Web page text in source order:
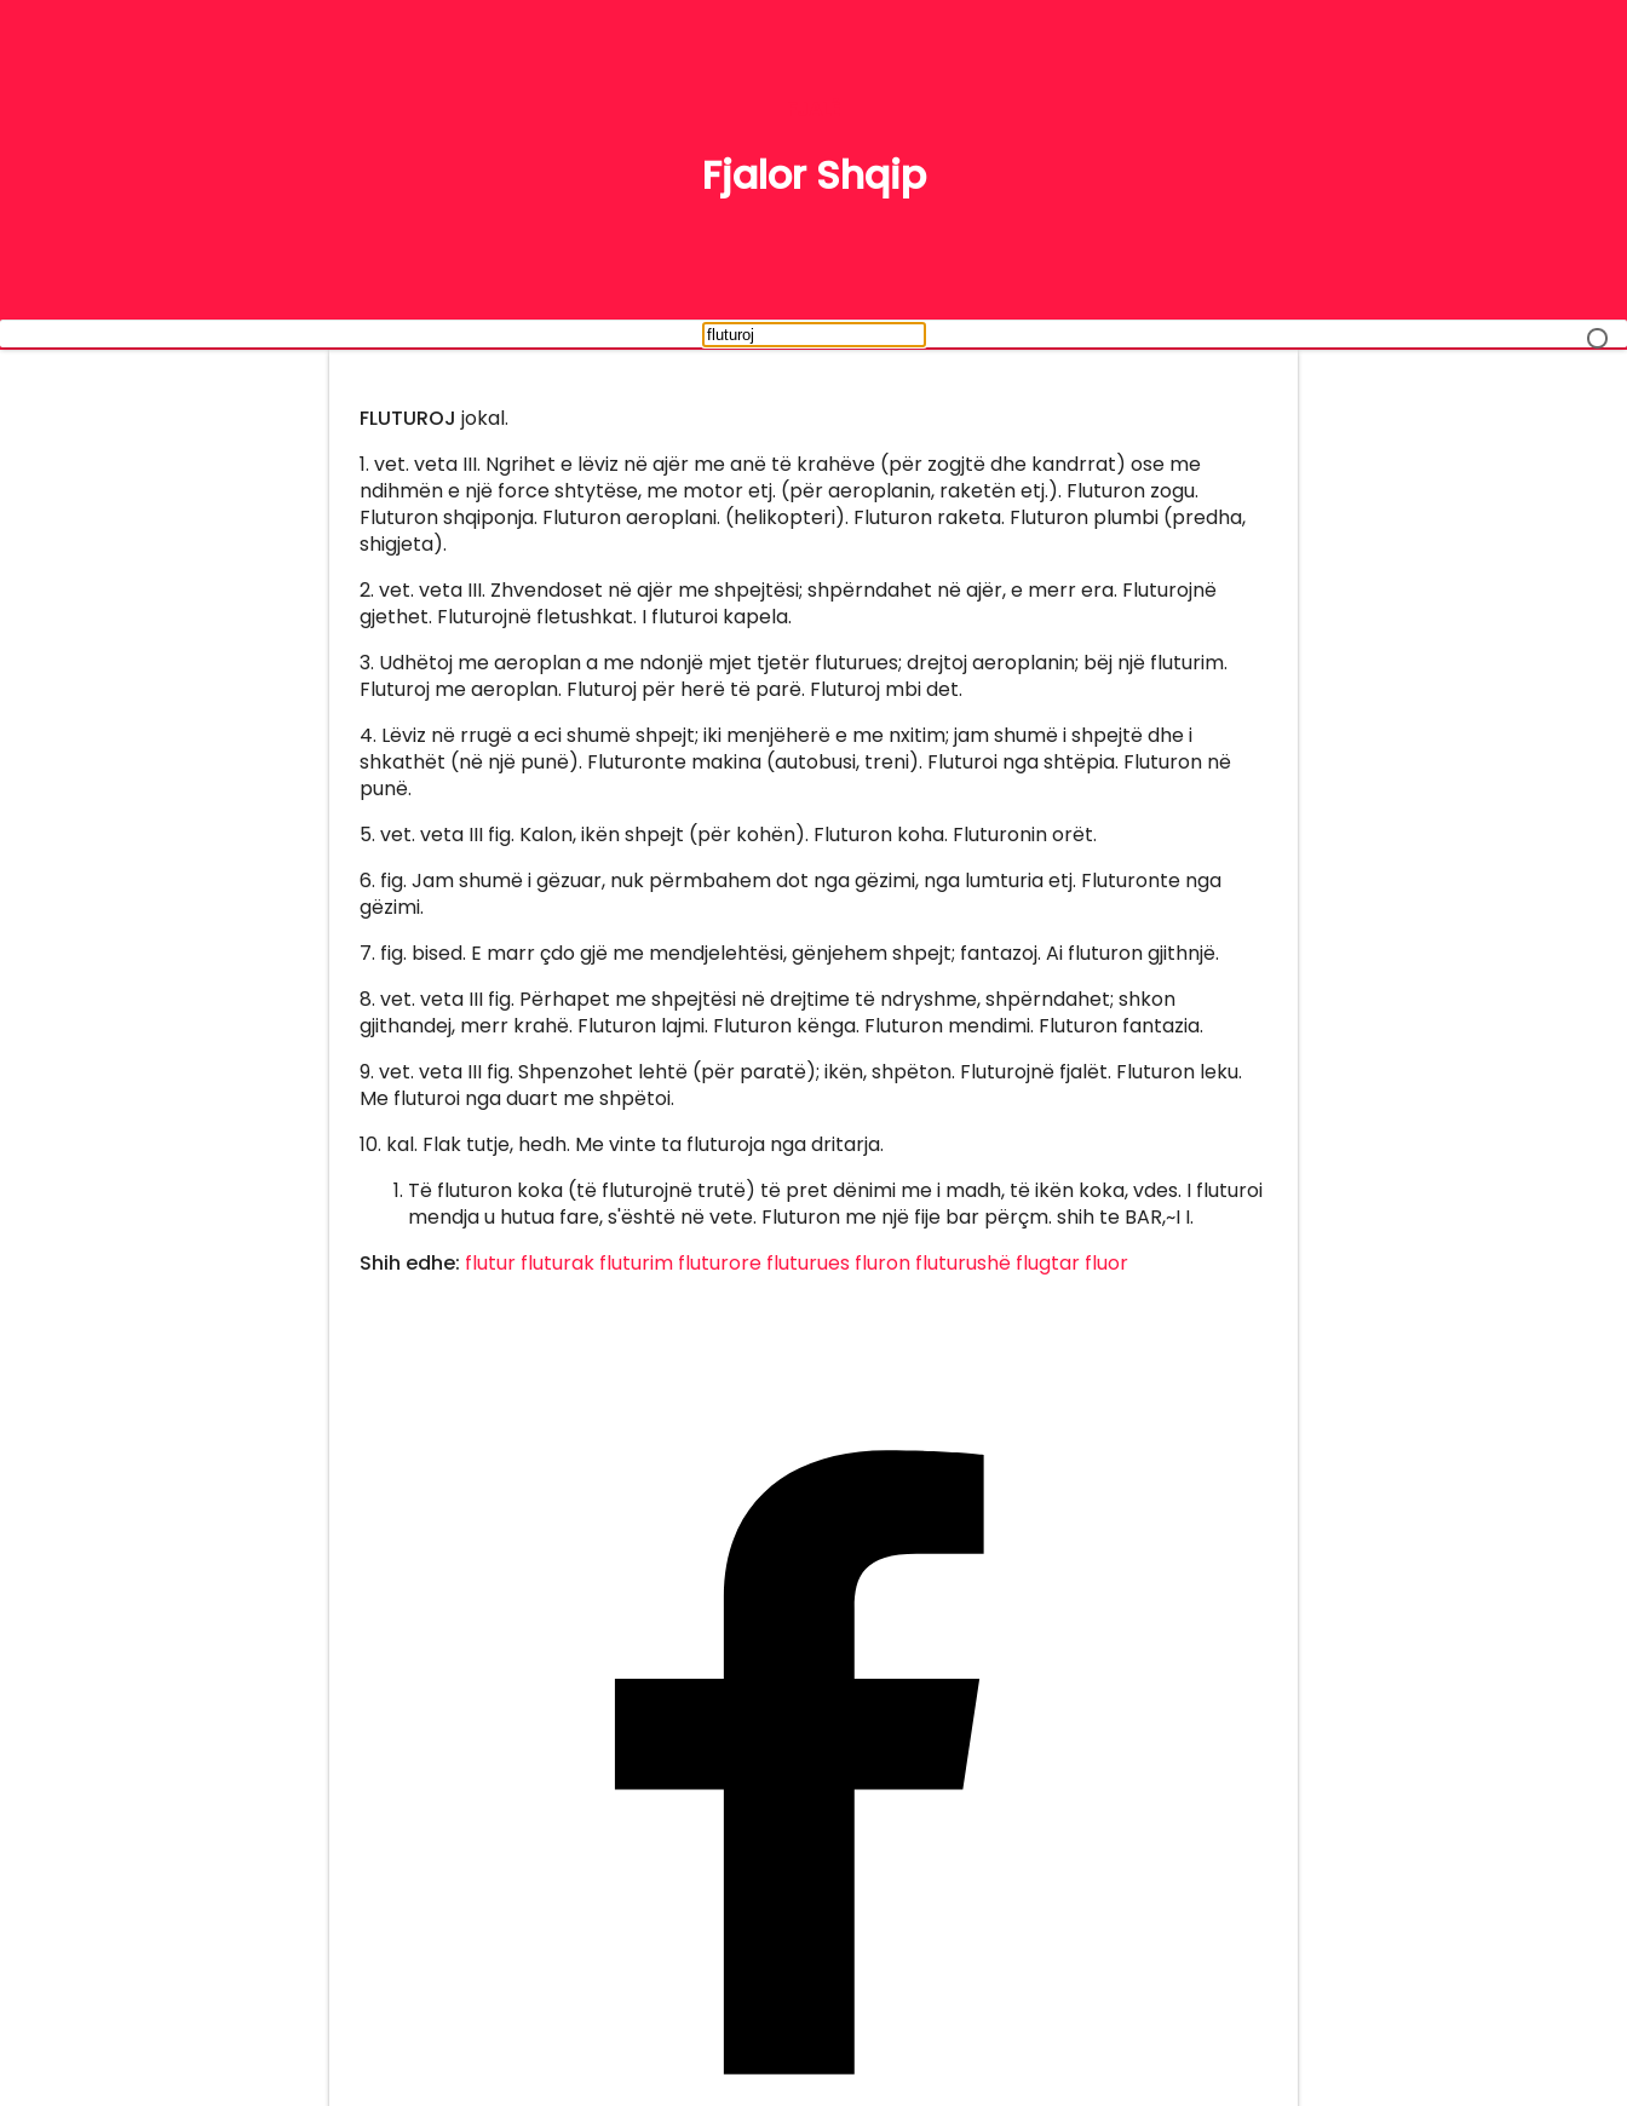
Fjalor Shqip
FLUTUROJ jokal.
1. vet. veta III. Ngrihet e lëviz në ajër me anë të krahëve (për zogjtë dhe kandrrat) ose me
ndihmën e një force shtytëse, me motor etj. (për aeroplanin, raketën etj.). Fluturon zogu.
Fluturon shqiponja. Fluturon aeroplani. (helikopteri). Fluturon raketa. Fluturon plumbi (predha,
shigjeta).
2. vet. veta III. Zhvendoset në ajër me shpejtësi; shpërndahet në ajër, e merr era. Fluturojnë
gjethet. Fluturojnë fletushkat. I fluturoi kapela.
3. Udhëtoj me aeroplan a me ndonjë mjet tjetër fluturues; drejtoj aeroplanin; bëj një fluturim.
Fluturoj me aeroplan. Fluturoj për herë të parë. Fluturoj mbi det.
4. Lëviz në rrugë a eci shumë shpejt; iki menjëherë e me nxitim; jam shumë i shpejtë dhe i
shkathët (në një punë). Fluturonte makina (autobusi, treni). Fluturoi nga shtëpia. Fluturon në
punë.
5. vet. veta III fig. Kalon, ikën shpejt (për kohën). Fluturon koha. Fluturonin orët.
6. fig. Jam shumë i gëzuar, nuk përmbahem dot nga gëzimi, nga lumturia etj. Fluturonte nga
gëzimi.
7. fig. bised. E marr çdo gjë me mendjelehtësi, gënjehem shpejt; fantazoj. Ai fluturon gjithnjë.
8. vet. veta III fig. Përhapet me shpejtësi në drejtime të ndryshme, shpërndahet; shkon
gjithandej, merr krahë. Fluturon lajmi. Fluturon kënga. Fluturon mendimi. Fluturon fantazia.
9. vet. veta III fig. Shpenzohet lehtë (për paratë); ikën, shpëton. Fluturojnë fjalët. Fluturon leku.
Me fluturoi nga duart me shpëtoi.
10. kal. Flak tutje, hedh. Me vinte ta fluturoja nga dritarja.
Të fluturon koka (të fluturojnë trutë) të pret dënimi me i madh, të ikën koka, vdes. I fluturoi
mendja u hutua fare, s'është në vete. Fluturon me një fije bar përçm. shih te BAR,~I I.
Shih edhe: flutur fluturak fluturim fluturore fluturues fluron fluturushë flugtar fluor